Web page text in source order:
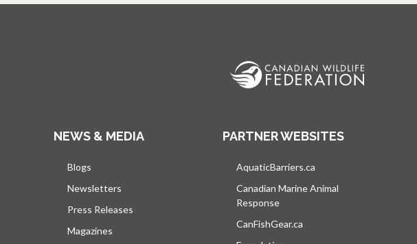
NEWS & MEDIA
Blogs
Newsletters
Press Releases
Magazines
PARTNER WEBSITES
AquaticBarriers.ca
Canadian Marine Animal
Response
CanFishGear.ca